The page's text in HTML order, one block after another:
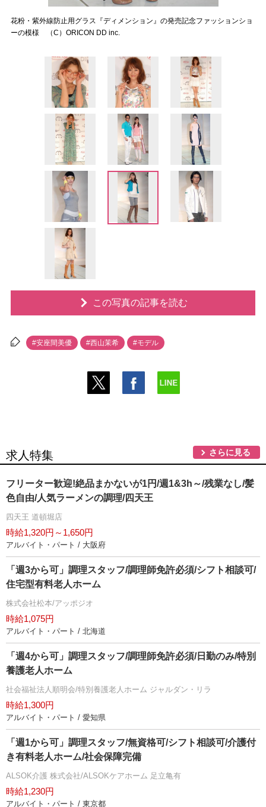
花粉・紫外線防止用グラス『ディメンション』の発売記念ファッションショ
ーの模様 （C）ORICON DD inc.
この写真の記事を読む
#安座間美優 #西山茉希 #モデル
求人特集 さらに見る
フリーター歓迎!絶品まかないが1円/週1&3h～/残業なし/髪
色自由/人気ラーメンの調理/四天王
四天王 道頓堀店
時給1,320円～1,650円
アルバイト・パート / 大阪府
「週3から可」調理スタッフ/調理師免許必須/シフト相談可/
住宅型有料老人ホーム
株式会社松本/アッポジオ
時給1,075円
アルバイト・パート / 北海道
「週4から可」調理スタッフ/調理師免許必須/日勤のみ/特別
養護老人ホーム
社会福祉法人順明会/特別養護老人ホーム ジャルダン・リラ
時給1,300円
アルバイト・パート / 愛知県
「週1から可」調理スタッフ/無資格可/シフト相談可/介護付
き有料老人ホーム/社会保障完備
ALSOK介護 株式会社/ALSOKケアホーム 足立亀有
時給1,230円
アルバイト・パート / 東京都